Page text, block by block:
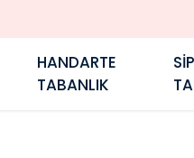
HANDARTE
TABANLIK